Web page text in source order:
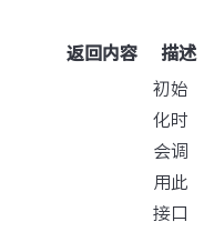
返回内容 描述
初始
化时
会调
用此
接口